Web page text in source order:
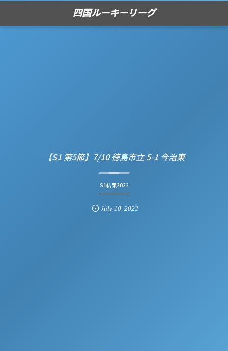
四国ルーキーリーグ
【S1 第5節】7/10 徳島市立 5-1 今治東
S1結果2022
July 10, 2022